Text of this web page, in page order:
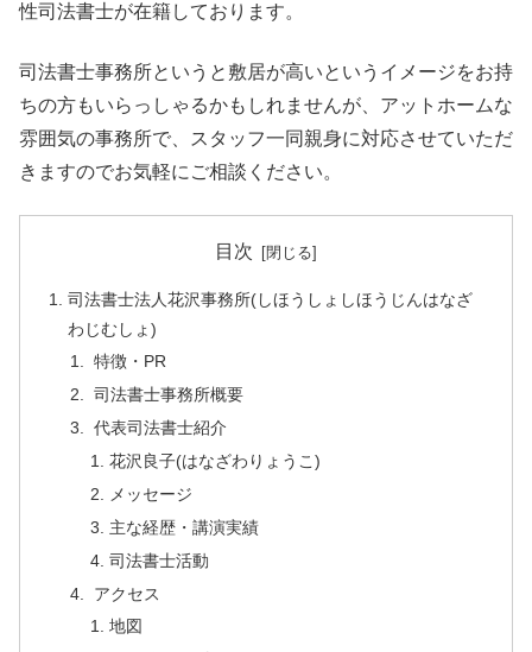
性司法書士が在籍しております。
司法書士事務所というと敷居が高いというイメージをお持
ちの方もいらっしゃるかもしれませんが、アットホームな
雰囲気の事務所で、スタッフ一同親身に対応させていただ
きますのでお気軽にご相談ください。
目次
司法書士法人花沢事務所(しほうしょしほうじんはなざ
わじむしょ)
特徴・PR
司法書士事務所概要
代表司法書士紹介
花沢良子(はなざわりょうこ)
メッセージ
主な経歴・講演実績
司法書士活動
アクセス
地図